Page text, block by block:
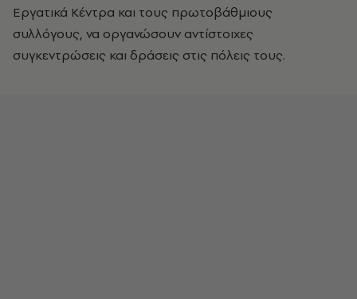
Εργατικά Κέντρα και τους πρωτοβάθμιους
συλλόγους, να οργανώσουν αντίστοιχες
συγκεντρώσεις και δράσεις στις πόλεις τους.